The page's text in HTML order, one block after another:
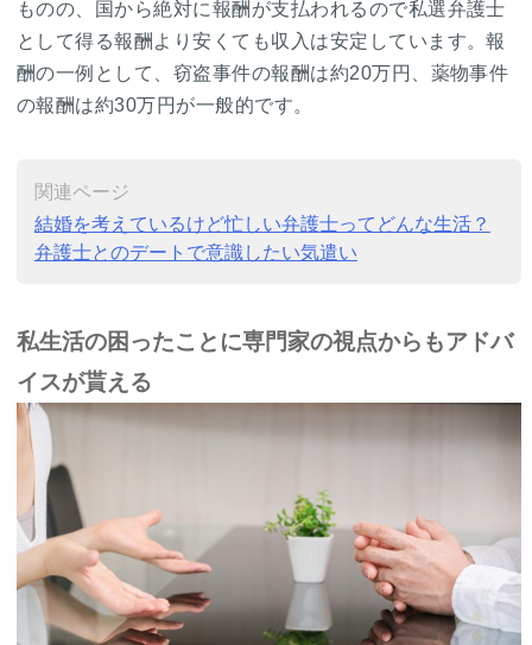
ものの、国から絶対に報酬が支払われるので私選弁護士
として得る報酬より安くても収入は安定しています。報
酬の一例として、窃盗事件の報酬は約20万円、薬物事件
の報酬は約30万円が一般的です。
関連ページ
結婚を考えているけど忙しい弁護士ってどんな生活？
弁護士とのデートで意識したい気遣い
私生活の困ったことに専門家の視点からもアドバ
イスが貰える